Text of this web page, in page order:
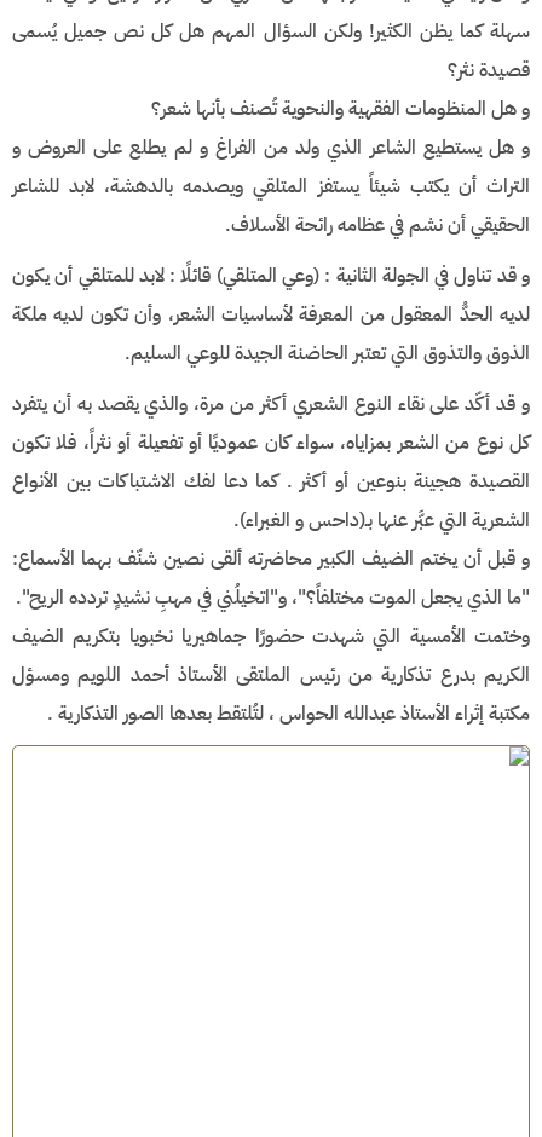
سهلة كما يظن الكثير! ولكن السؤال المهم هل كل نص جميل يُسمى
قصيدة نثر؟
و هل المنظومات الفقهية والنحوية تُصنف بأنها شعر؟
و هل يستطيع الشاعر الذي ولد من الفراغ و لم يطلع على العروض و
التراث أن يكتب شيئاً يستفز المتلقي ويصدمه بالدهشة، لابد للشاعر
الحقيقي أن نشم في عظامه رائحة الأسلاف.
و قد تناول في الجولة الثانية : (وعي المتلقي) قائلًا : لابد للمتلقي أن يكون
لديه الحدُّ المعقول من المعرفة لأساسيات الشعر، وأن تكون لديه ملكة
الذوق والتذوق التي تعتبر الحاضنة الجيدة للوعي السليم.
و قد أكّد على نقاء النوع الشعري أكثر من مرة، والذي يقصد به أن يتفرد
كل نوع من الشعر بمزاياه، سواء كان عموديًا أو تفعيلة أو نثراً، فلا تكون
القصيدة هجينة بنوعين أو أكثر . كما دعا لفك الاشتباكات بين الأنواع
الشعرية التي عبَّر عنها بـ(داحس و الغبراء).
و قبل أن يختم الضيف الكبير محاضرته ألقى نصين شنّف بهما الأسماع:
"ما الذي يجعل الموت مختلفاً؟"، و"اتخيلُني في مهبِ نشيدٍ تردده الريح".
وختمت الأمسية التي شهدت حضورًا جماهيريا نخبويا بتكريم الضيف
الكريم بدرع تذكارية من رئيس الملتقى الأستاذ أحمد اللويم ومسؤل
مكتبة إثراء الأستاذ عبدالله الحواس ، لتُلتقط بعدها الصور التذكارية .